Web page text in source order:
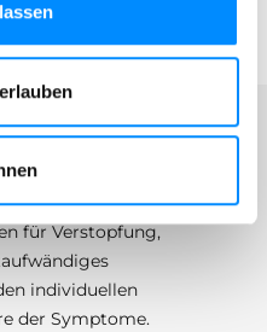
für das
Navina
für Verstopfung,
individuellen
der Symptome.